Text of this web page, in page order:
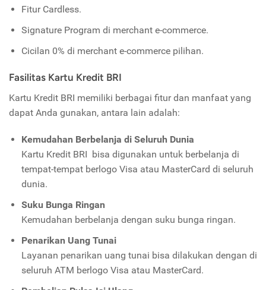
Fitur Cardless.
Signature Program di merchant e-commerce.
Cicilan 0% di merchant e-commerce pilihan.
Fasilitas Kartu Kredit BRI
Kartu Kredit BRI memiliki berbagai fitur dan manfaat yang
dapat Anda gunakan, antara lain adalah:
Kemudahan Berbelanja di Seluruh Dunia
Kartu Kredit BRI bisa digunakan untuk berbelanja di
tempat-tempat berlogo Visa atau MasterCard di seluruh
dunia.
Suku Bunga Ringan
Kemudahan berbelanja dengan suku bunga ringan.
Penarikan Uang Tunai
Layanan penarikan uang tunai bisa dilakukan dengan di
seluruh ATM berlogo Visa atau MasterCard.